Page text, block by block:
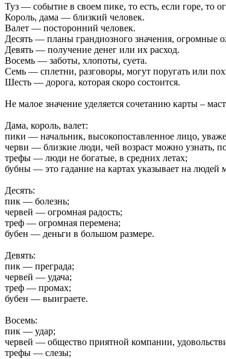
Туз — событие в своем пике, то есть, если горе, то
Король, дама — близкий человек.
Валет — посторонний человек.
Десять — планы грандиозного значения, огромные
Девять — получение денег или их расход.
Восемь — заботы, хлопоты, суета.
Семь — сплетни, разговоры, могут поругать или
Шесть — дорога, которая скоро состоится.
Не малое значение уделяется сочетанию карты –
Дама, король, валет:
пики — начальник, высокопоставленное лицо,
черви — близкие люди, чей возраст можно узнать,
трефы — люди не богатые, в средних летах;
бубны — это гадание на картах указывает на
Десять:
пик — болезнь;
червей — огромная радость;
треф — огромная перемена;
бубен — деньги в большом размере.
Девять:
пик — преграда;
червей — удача;
треф — промах;
бубен — выиграете.
Восемь:
пик — удар;
червей — общество приятной компании,
трефы — слезы;